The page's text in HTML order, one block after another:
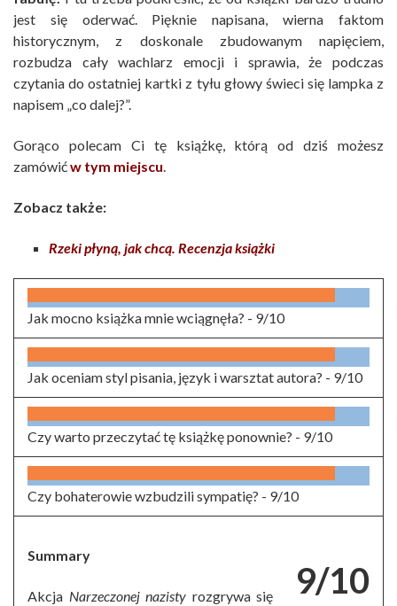
jest się oderwać. Pięknie napisana, wierna faktom
historycznym, z doskonale zbudowanym napięciem,
rozbudza cały wachlarz emocji i sprawia, że podczas
czytania do ostatniej kartki z tyłu głowy świeci się lampka z
napisem „co dalej?”.
Gorąco polecam Ci tę książkę, którą od dziś możesz
zamówićw tym miejscu.
Zobacz także:
Rzeki płyną, jak chcą. Recenzja książki
Jak mocno książka mnie wciągnęła? - 9/10
Jak oceniam styl pisania, język i warsztat autora? - 9/10
Czy warto przeczytać tę książkę ponownie? - 9/10
Czy bohaterowie wzbudzili sympatię? - 9/10
9/10
Summary
Akcja Narzeczonej nazisty rozgrywa się